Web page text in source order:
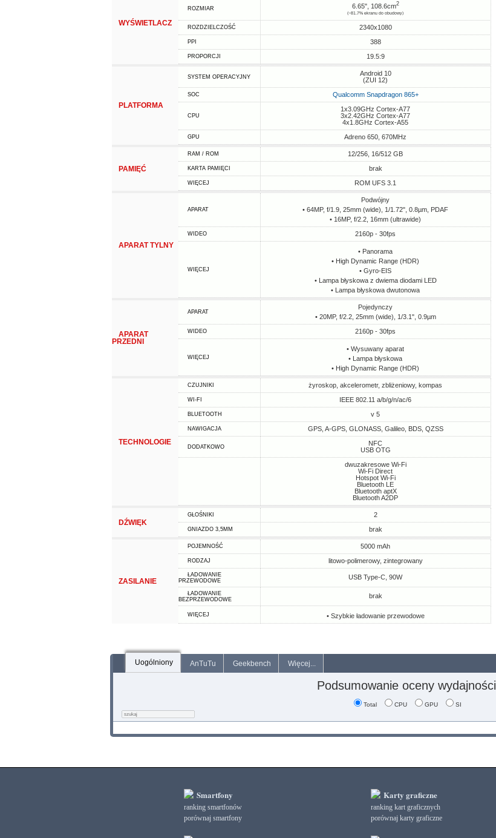
WYŚWIETLACZ
ROZMIAR 6.65", 108.6cm2
(~81.7% ekranu do obudowy)
ROZDZIELCZOŚĆ 2340x1080
PPI 388
PROPORCJI 19.5:9
PLATFORMA
SYSTEM OPERACYJNY
Android 10
(ZUI 12)
SOC Qualcomm Snapdragon 865+
CPU
1x3.09GHz Cortex-A77
3x2.42GHz Cortex-A77
4x1.8GHz Cortex-A55
GPU Adreno 650, 670MHz
PAMIĘĆ
RAM / ROM 12/256, 16/512 GB
KARTA PAMIĘCI brak
WIĘCEJ ROM UFS 3.1
APARAT TYLNY
APARAT
Podwójny
• 64MP, f/1.9, 25mm (wide), 1/1.72", 0.8µm, PDAF
• 16MP, f/2.2, 16mm (ultrawide)
WIDEO 2160p - 30fps
WIĘCEJ
• Panorama
• High Dynamic Range (HDR)
• Gyro-EIS
• Lampa błyskowa z dwiema diodami LED
• Lampa błyskowa dwutonowa
APARAT
PRZEDNI
APARAT
Pojedynczy
• 20MP, f/2.2, 25mm (wide), 1/3.1", 0.9µm
WIDEO 2160p - 30fps
WIĘCEJ
• Wysuwany aparat
• Lampa błyskowa
• High Dynamic Range (HDR)
TECHNOLOGIE
CZUJNIKI żyroskop, akcelerometr, zbliżeniowy, kompas
WI-FI IEEE 802.11 a/b/g/n/ac/6
BLUETOOTH v 5
NAWIGACJA GPS, A-GPS, GLONASS, Galileo, BDS, QZSS
DODATKOWO
NFC
USB OTG
dwuzakresowe Wi-Fi
Wi-Fi Direct
Hotspot Wi-Fi
Bluetooth LE
Bluetooth aptX
Bluetooth A2DP
DŹWIĘK
GŁOŚNIKI 2
GNIAZDO 3,5MM brak
ZASILANIE
POJEMNOŚĆ 5000 mAh
RODZAJ litowo-polimerowy, zintegrowany
ŁADOWANIE
PRZEWODOWE
USB Type-C, 90W
ŁADOWANIE
BEZPRZEWODOWE
brak
WIĘCEJ • Szybkie ładowanie przewodowe
Uogólniony AnTuTu Geekbench Więcej...
Podsumowanie oceny wydajności
Total CPU GPU SI
Smartfony
ranking smartfonów
porównaj smartfony
Karty graficzne
ranking kart graficznych
porównaj karty graficzne